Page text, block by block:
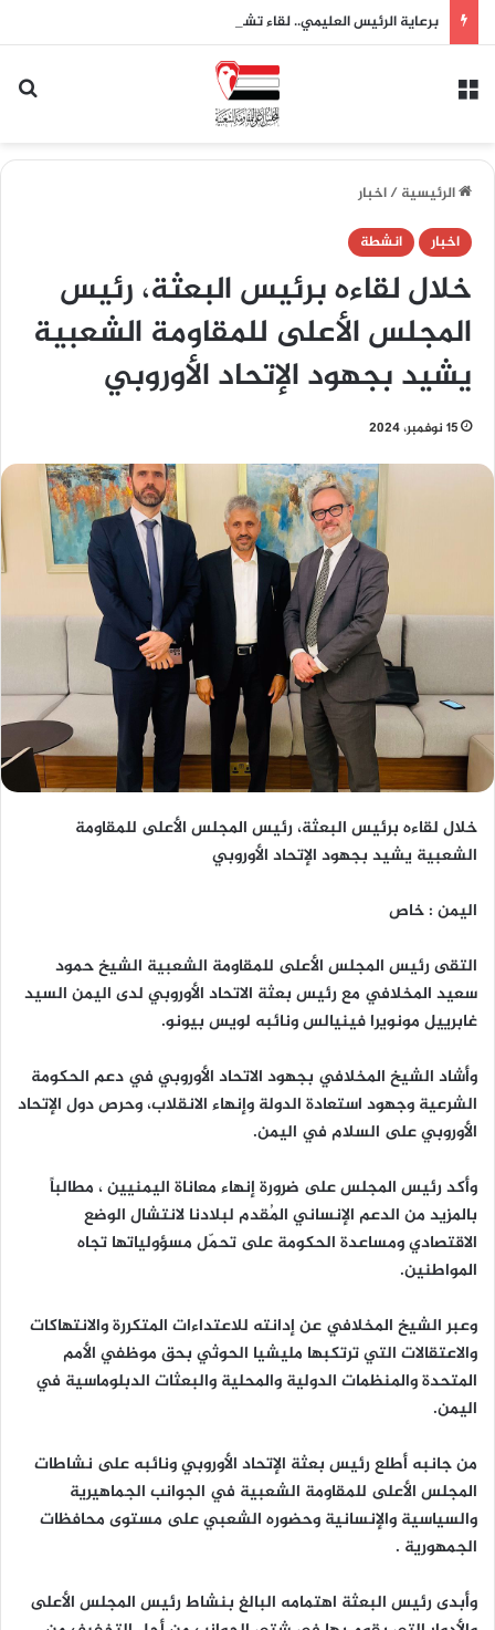
الرئيسية/اخبار
اخبار
انشطة
خلال لقاءه برئيس البعثة، رئيس
المجلس الأعلى للمقاومة الشعبية
يشيد بجهود الإتحاد الأوروبي
15 نوفمبر، 2024
خلال لقاءه برئيس البعثة، رئيس المجلس الأعلى للمقاومة
الشعبية يشيد بجهود الإتحاد الأوروبي
اليمن : خاص
التقى رئيس المجلس الأعلى للمقاومة الشعبية الشيخ حمود
سعيد المخلافي مع رئيس بعثة الاتحاد الأوروبي لدى اليمن السيد
غابرييل مونويرا فينيالس ونائبه لويس بيونو.
وأشاد الشيخ المخلافي بجهود الاتحاد الأوروبي في دعم الحكومة
الشرعية وجهود استعادة الدولة وإنهاء الانقلاب، وحرص دول الإتحاد
الأوروبي على السلام في اليمن.
وأكد رئيس المجلس على ضرورة إنهاء معاناة اليمنيين ، مطالباً
بالمزيد من الدعم الإنساني المُقدم لبلادنا لانتشال الوضع
الاقتصادي ومساعدة الحكومة على تحمّل مسؤولياتها تجاه
المواطنين.
وعبر الشيخ المخلافي عن إدانته للاعتداءات المتكررة والانتهاكات
والاعتقالات التي ترتكبها مليشيا الحوثي بحق موظفي الأمم
المتحدة والمنظمات الدولية والمحلية والبعثات الدبلوماسية في
اليمن.
من جانبه أطلع رئيس بعثة الإتحاد الأوروبي ونائبه على نشاطات
المجلس الأعلى للمقاومة الشعبية في الجوانب الجماهيرية
والسياسية والإنسانية وحضوره الشعبي على مستوى محافظات
الجمهورية .
وأبدى رئيس البعثة اهتمامه البالغ بنشاط رئيس المجلس الأعلى